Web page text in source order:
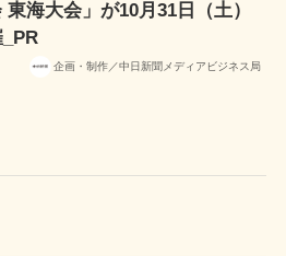
海大会」が10月31日（土）
企画・制作／中日新聞メディアビジネス局